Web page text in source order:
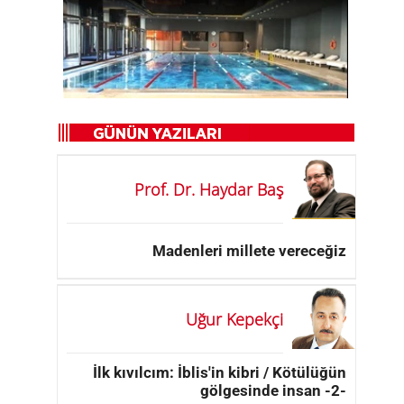
Prof. Dr. Haydar Baş
Madenleri millete vereceğiz
Uğur Kepekçi
İlk kıvılcım: İblis'in kibri / Kötülüğün
gölgesinde insan -2-